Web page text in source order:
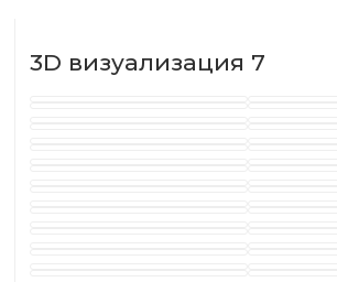
3D визуализация 7